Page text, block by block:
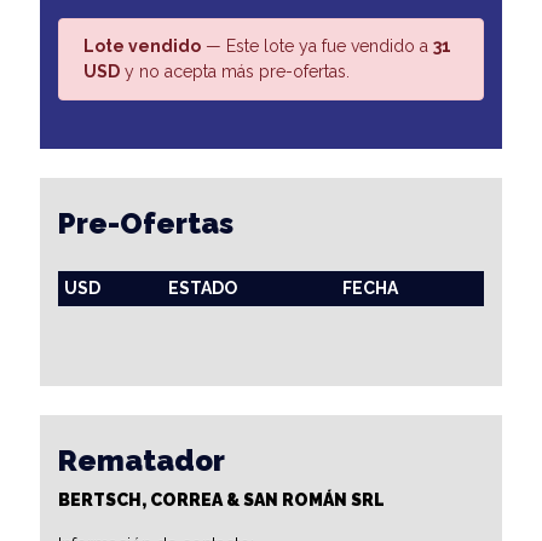
Lote vendido — Este lote ya fue vendido a 31
USD y no acepta más pre-ofertas.
Pre-Ofertas
USD ESTADO FECHA
Rematador
BERTSCH, CORREA & SAN ROMÁN SRL